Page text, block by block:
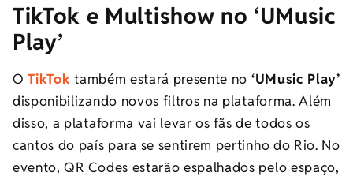
TikTok e Multishow no ‘UMusic
Play’
OTikTok também estará presente no ‘UMusic Play’
disponibilizando novos filtros na plataforma. Além
disso, a plataforma vai levar os fãs de todos os
cantos do país para se sentirem pertinho do Rio. No
evento, QR Codes estarão espalhados pelo espaço,